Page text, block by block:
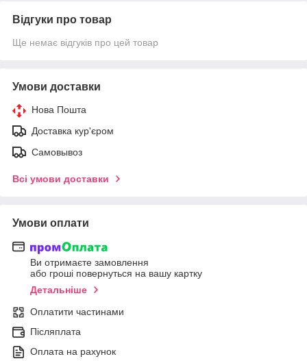
Відгуки про товар
Ще немає відгуків про цей товар
Умови доставки
Нова Пошта
Доставка кур'єром
Самовывоз
Всі умови доставки
Умови оплати
Ви отримаєте замовлення
або гроші повернуться на вашу картку
Детальніше
Оплатити частинами
Післяплата
Оплата на рахунок